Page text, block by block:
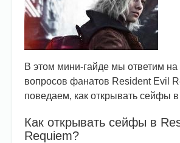
В этом мини-гайде мы ответим на
вопросов фанатов Resident Evil
поведаем, как открывать сейфы в
Как открывать сейфы в
Requiem?